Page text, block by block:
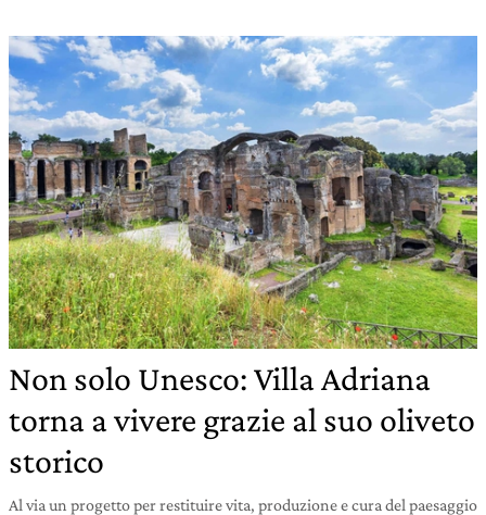
Non solo Unesco: Villa Adriana
torna a vivere grazie al suo oliveto
storico
Al via un progetto per restituire vita, produzione e cura del paesaggio